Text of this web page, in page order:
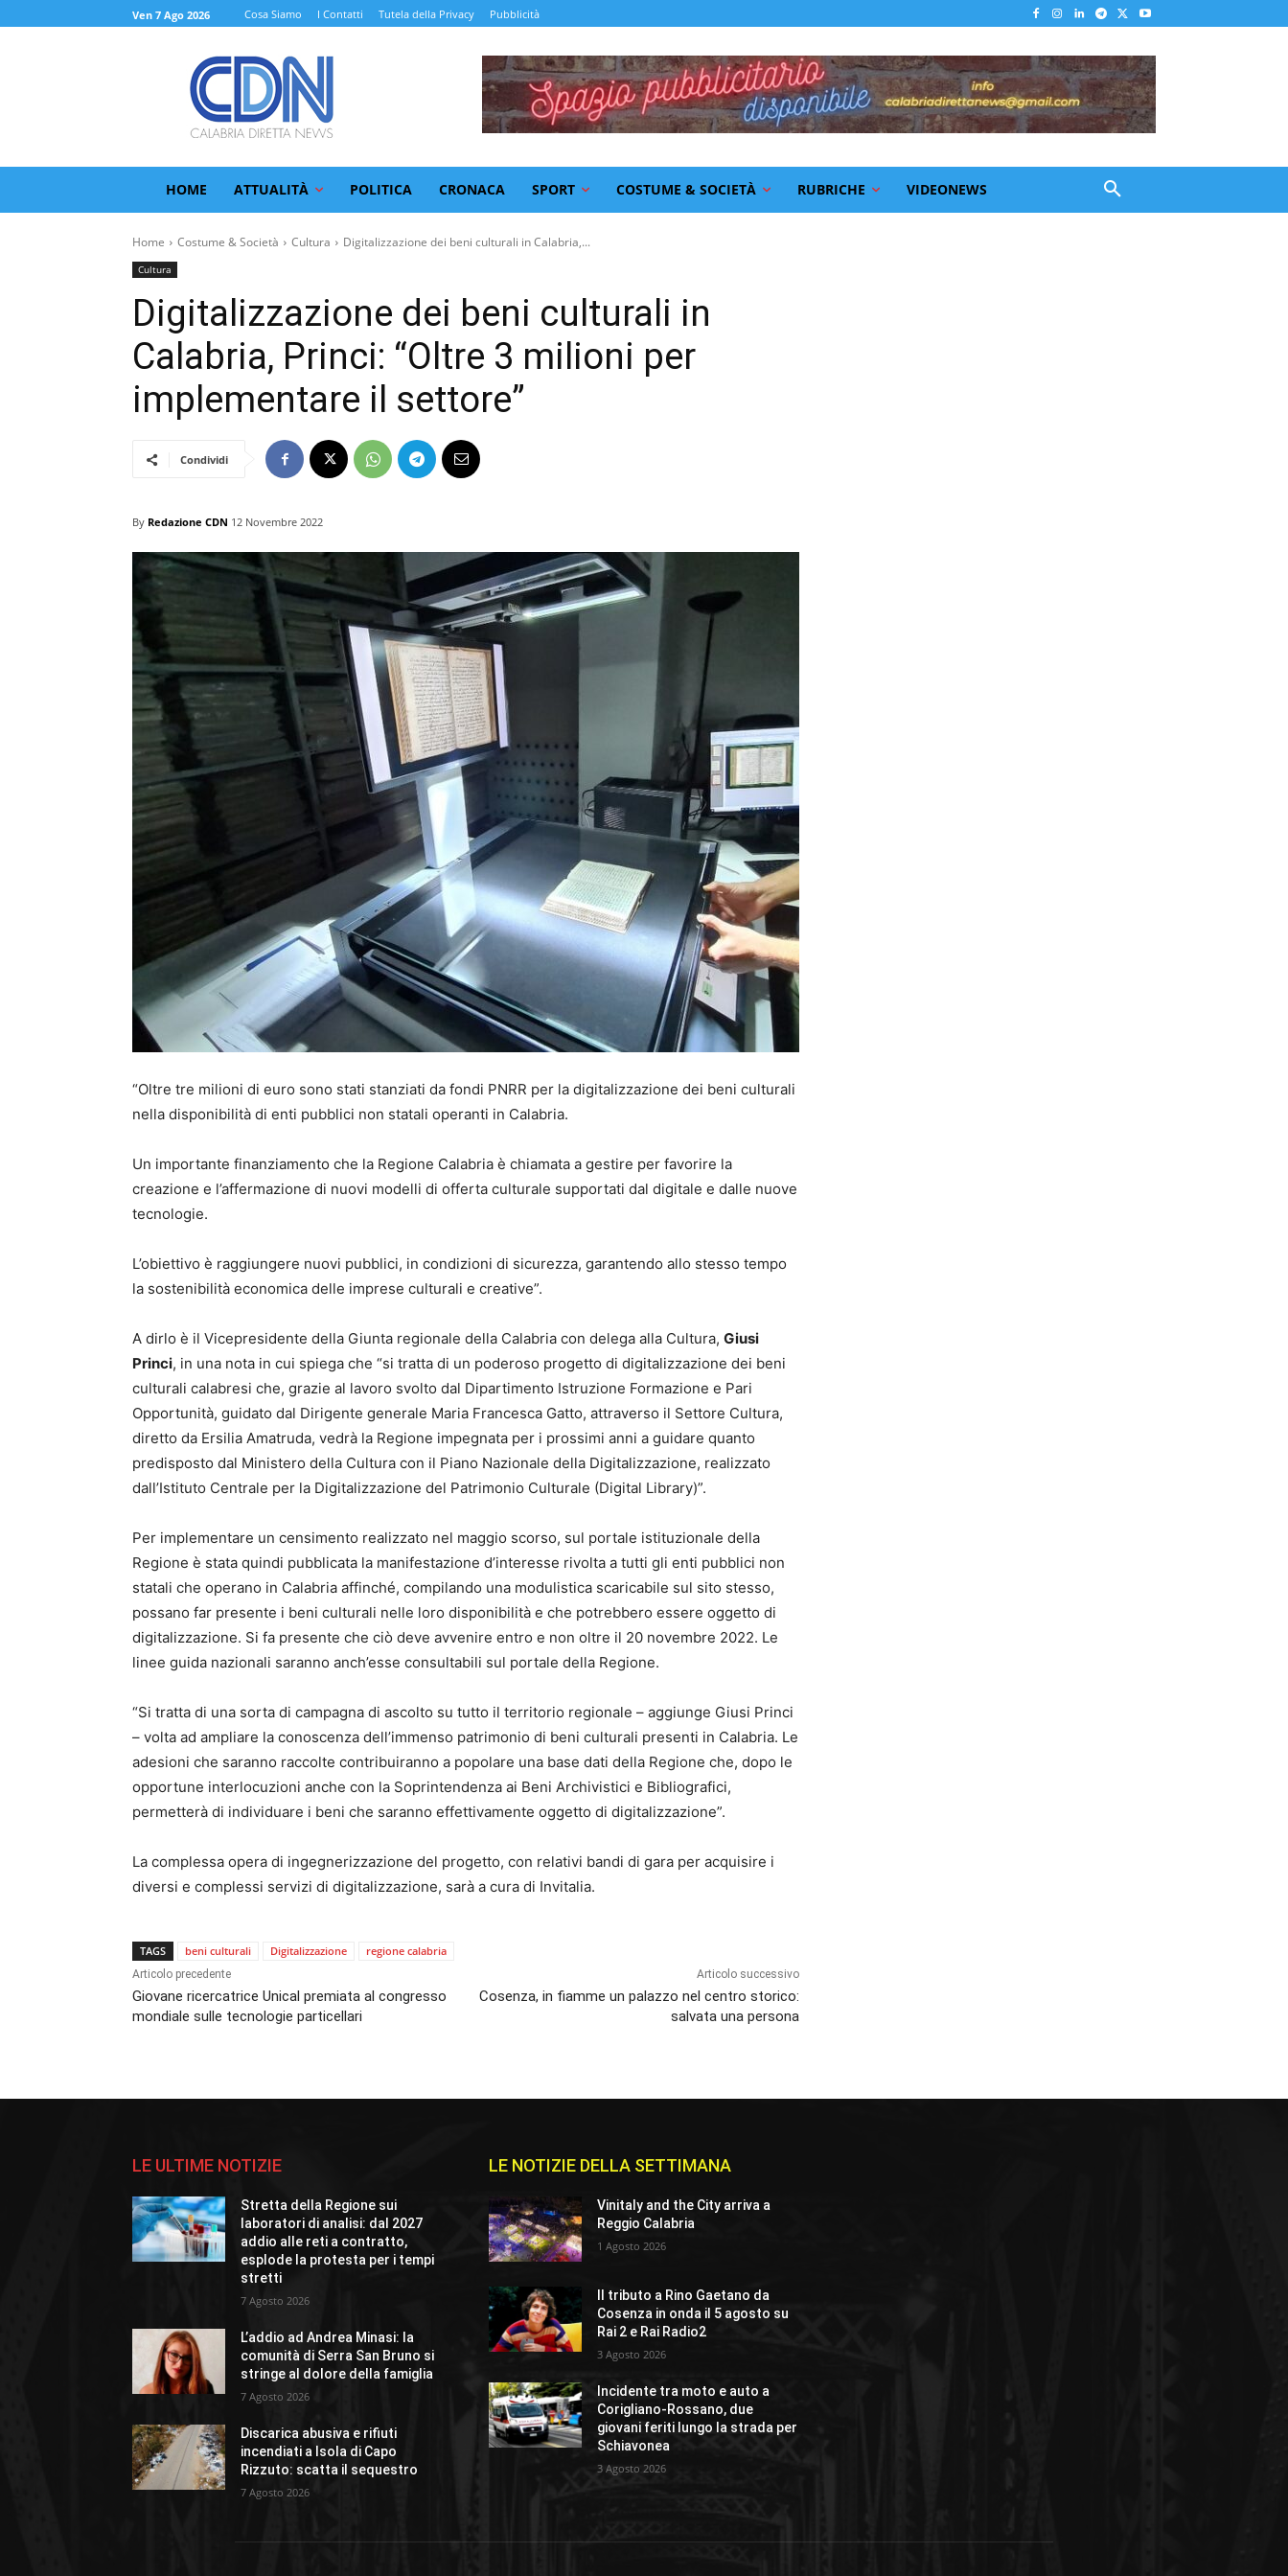
Ven 7 Ago 2026 Cosa Siamo I Contatti Tutela della Privacy Pubblicità
HOME ATTUALITÀ POLITICA CRONACA SPORT COSTUME & SOCIETÀ RUBRICHE VIDEONEWS
Home Costume & Società Cultura Digitalizzazione dei beni culturali in Calabria,...
Cultura
Digitalizzazione dei beni culturali in
Calabria, Princi: “Oltre 3 milioni per
implementare il settore”
Condividi
By Redazione CDN 12 Novembre 2022
“Oltre tre milioni di euro sono stati stanziati da fondi PNRR per la digitalizzazione dei beni culturali
nella disponibilità di enti pubblici non statali operanti in Calabria.
Un importante finanziamento che la Regione Calabria è chiamata a gestire per favorire la
creazione e l’affermazione di nuovi modelli di offerta culturale supportati dal digitale e dalle nuove
tecnologie.
L’obiettivo è raggiungere nuovi pubblici, in condizioni di sicurezza, garantendo allo stesso tempo
la sostenibilità economica delle imprese culturali e creative”.
A dirlo è il Vicepresidente della Giunta regionale della Calabria con delega alla Cultura, Giusi
Princi, in una nota in cui spiega che “si tratta di un poderoso progetto di digitalizzazione dei beni
culturali calabresi che, grazie al lavoro svolto dal Dipartimento Istruzione Formazione e Pari
Opportunità, guidato dal Dirigente generale Maria Francesca Gatto, attraverso il Settore Cultura,
diretto da Ersilia Amatruda, vedrà la Regione impegnata per i prossimi anni a guidare quanto
predisposto dal Ministero della Cultura con il Piano Nazionale della Digitalizzazione, realizzato
dall’Istituto Centrale per la Digitalizzazione del Patrimonio Culturale (Digital Library)”.
Per implementare un censimento realizzato nel maggio scorso, sul portale istituzionale della
Regione è stata quindi pubblicata la manifestazione d’interesse rivolta a tutti gli enti pubblici non
statali che operano in Calabria affinché, compilando una modulistica scaricabile sul sito stesso,
possano far presente i beni culturali nelle loro disponibilità e che potrebbero essere oggetto di
digitalizzazione. Si fa presente che ciò deve avvenire entro e non oltre il 20 novembre 2022. Le
linee guida nazionali saranno anch’esse consultabili sul portale della Regione.
“Si tratta di una sorta di campagna di ascolto su tutto il territorio regionale – aggiunge Giusi Princi
– volta ad ampliare la conoscenza dell’immenso patrimonio di beni culturali presenti in Calabria. Le
adesioni che saranno raccolte contribuiranno a popolare una base dati della Regione che, dopo le
opportune interlocuzioni anche con la Soprintendenza ai Beni Archivistici e Bibliografici,
permetterà di individuare i beni che saranno effettivamente oggetto di digitalizzazione”.
La complessa opera di ingegnerizzazione del progetto, con relativi bandi di gara per acquisire i
diversi e complessi servizi di digitalizzazione, sarà a cura di Invitalia.
TAGS beni culturali Digitalizzazione regione calabria
Articolo precedente
Giovane ricercatrice Unical premiata al congresso
mondiale sulle tecnologie particellari
Articolo successivo
Cosenza, in fiamme un palazzo nel centro storico:
salvata una persona
LE ULTIME NOTIZIE
Stretta della Regione sui
laboratori di analisi: dal 2027
addio alle reti a contratto,
esplode la protesta per i tempi
stretti
7 Agosto 2026
L’addio ad Andrea Minasi: la
comunità di Serra San Bruno si
stringe al dolore della famiglia
7 Agosto 2026
Discarica abusiva e rifiuti
incendiati a Isola di Capo
Rizzuto: scatta il sequestro
7 Agosto 2026
LE NOTIZIE DELLA SETTIMANA
Vinitaly and the City arriva a
Reggio Calabria
1 Agosto 2026
Il tributo a Rino Gaetano da
Cosenza in onda il 5 agosto su
Rai 2 e Rai Radio2
3 Agosto 2026
Incidente tra moto e auto a
Corigliano-Rossano, due
giovani feriti lungo la strada per
Schiavonea
3 Agosto 2026